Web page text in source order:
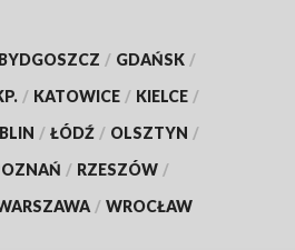
BYDGOSZCZ / GDAŃSK /
/ KATOWICE / KIELCE /
/ ŁÓDŹ / OLSZTYN /
/ RZESZÓW /
/ WROCŁAW